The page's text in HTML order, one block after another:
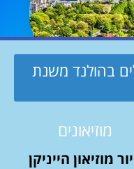
בהולנד משנת
מוזיאונים
מוזיאון הייניקן